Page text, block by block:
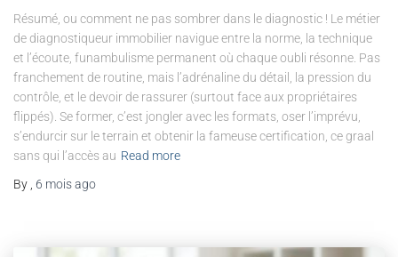
Résumé, ou comment ne pas sombrer dans le diagnostic ! Le métier
de diagnostiqueur immobilier navigue entre la norme, la technique
et l’écoute, funambulisme permanent où chaque oubli résonne. Pas
franchement de routine, mais l’adrénaline du détail, la pression du
contrôle, et le devoir de rassurer (surtout face aux propriétaires
flippés). Se former, c’est jongler avec les formats, oser l’imprévu,
s’endurcir sur le terrain et obtenir la fameuse certification, ce graal
sans qui l’accès au Read more
By
6 moisago